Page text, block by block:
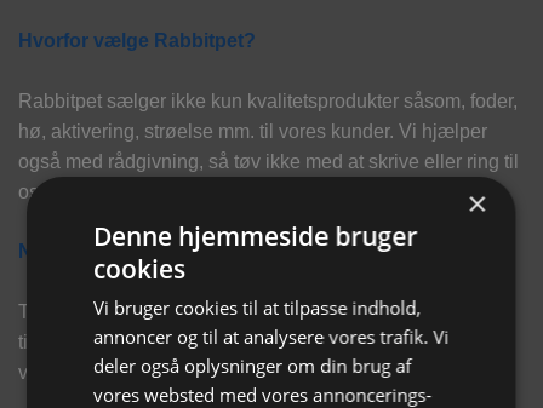
Hvorfor vælge Rabbitpet?
Rabbitpet sælger ikke kun kvalitetsprodukter såsom, foder,
hø, aktivering, strøelse mm. til vores kunder. Vi hjælper
også med rådgivning, så tøv ikke med at skrive eller ring til
os for hjælp..
Nyhedsbrev
Tilmeld dig vores nyhedsbrev og eksklusive tilbud og få
tilbud på mail før andre gør. Vi vil holde dig opdateret med
vores seneste information, produkter og tilbud.
×
Denne hjemmeside bruger
cookies
Vi bruger cookies til at tilpasse indhold,
annoncer og til at analysere vores trafik. Vi
deler også oplysninger om din brug af
vores websted med vores annoncerings-